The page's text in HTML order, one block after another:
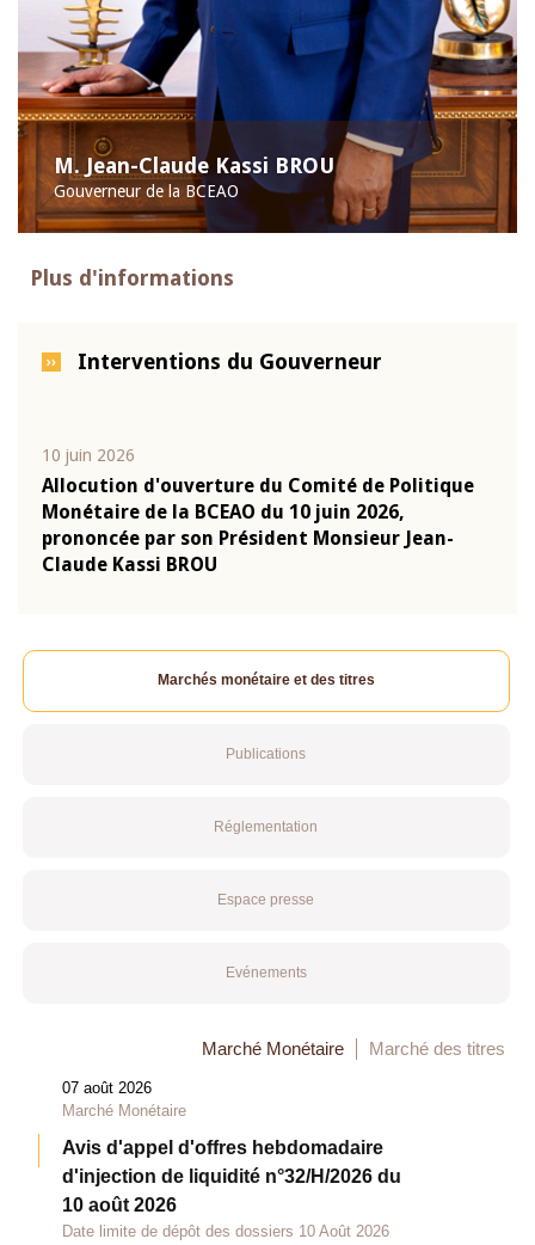
M. Jean-Claude Kassi BROU
Gouverneur de la BCEAO
Plus d'informations
Interventions du Gouverneur
10 juin 2026
Allocution d'ouverture du Comité de Politique
Monétaire de la BCEAO du 10 juin 2026,
prononcée par son Président Monsieur Jean-
Claude Kassi BROU
Marchés monétaire et des titres
Publications
Réglementation
Espace presse
Evénements
Marché Monétaire Marché des titres
07 août 2026
Marché Monétaire
Avis d'appel d'offres hebdomadaire
d'injection de liquidité n°32/H/2026 du
10 août 2026
Date limite de dépôt des dossiers 10 Août 2026